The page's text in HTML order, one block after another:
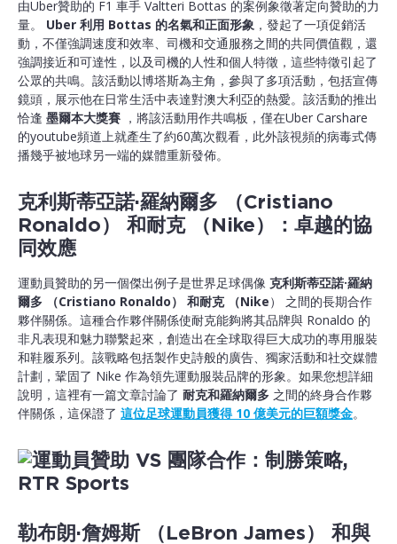
由Uber贊助的 F1 車手 Valtteri Bottas 的案例象徵著定向贊助的力
量。 Uber 利用 Bottas 的名氣和正面形象 ，發起了一項促銷活
動，不僅強調速度和效率、司機和交通服務之間的共同價值觀，還
強調接近和可達性，以及司機的人性和個人特徵，這些特徵引起了
公眾的共鳴。該活動以博塔斯為主角，參與了多項活動，包括宣傳
鏡頭，展示他在日常生活中表達對澳大利亞的熱愛。該活動的推出
恰逢 墨爾本大獎賽 ，將該活動用作共鳴板，僅在Uber Carshare
的youtube頻道上就產生了約60萬次觀看，此外該視頻的病毒式傳
播幾乎被地球另一端的媒體重新發佈。
克利斯蒂亞諾·羅納爾多 （Cristiano
Ronaldo） 和耐克 （Nike）：卓越的協
同效應
運動員贊助的另一個傑出例子是世界足球偶像 克利斯蒂亞諾·羅納
爾多 （Cristiano Ronaldo） 和耐克 （Nike） 之間的長期合作
夥伴關係。這種合作夥伴關係使耐克能夠將其品牌與 Ronaldo 的
非凡表現和魅力聯繫起來，創造出在全球取得巨大成功的專用服裝
和鞋履系列。該戰略包括製作史詩般的廣告、獨家活動和社交媒體
計劃，鞏固了 Nike 作為領先運動服裝品牌的形象。如果您想詳細
說明，這裡有一篇文章討論了 耐克和羅納爾多 之間的終身合作夥
伴關係，這保證了 這位足球運動員獲得 10 億美元的巨額獎金。
勒布朗·詹姆斯 （LeBron James） 和與